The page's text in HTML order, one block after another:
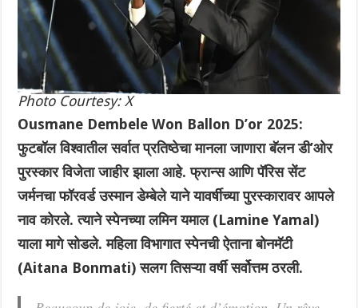
Photo Courtesy: X
Ousmane Dembele Won Ballon D’or 2025:
फुटबॉल विश्वातील सर्वात प्रतिष्ठेचा मानला जाणारा बॅलन डी’ओर
पुरस्कार विजेता जाहीर झाला आहे. फ्रान्स आणि पॅरिस सेंट
जर्मनचा फॉरवर्ड उस्मान डेम्बेले याने यावर्षीच्या पुरस्कारावर आपले
नाव कोरले. त्याने स्पेनच्या लमिन यमाल (Lamine Yamal)
याला मागे सोडले. महिला विभागात स्पेनची ऐताना बोनमॅटी
(Aitana Bonmati) सलग तिसऱ्या वर्षी सर्वोत्तम ठरली.